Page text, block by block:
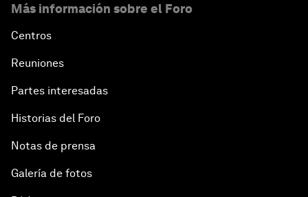
Más información sobre el Foro
Centros
Reuniones
Partes interesadas
Historias del Foro
Notas de prensa
Galería de fotos